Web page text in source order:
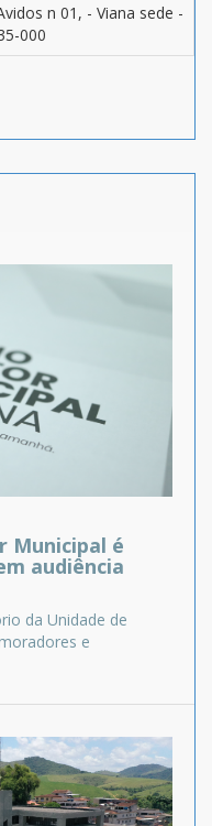
n 01, - Viana sede -
000
Municipal é
audiência
da Unidade de
e